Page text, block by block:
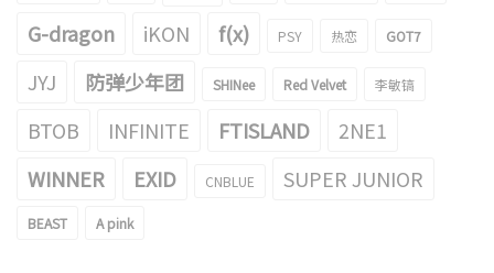
G-dragon iKON f(x) PSY 热恋 GOT7
JYJ 防弹少年团 SHINee Red Velvet 李敏镐
BTOB INFINITE FTISLAND
2NE1
WINNER
EXID CNBLUE SUPER JUNIOR
BEAST A pink